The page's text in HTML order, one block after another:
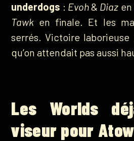
underdogs : Evoh& Diaz
Tawk en finale. Et les
serrés. Victoire
qu’on attendait pas aussi
Les Worlds
viseur pour